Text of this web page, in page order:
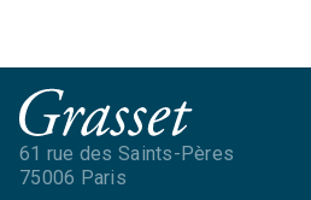
61 rue des Saints-Pères
75006 Paris